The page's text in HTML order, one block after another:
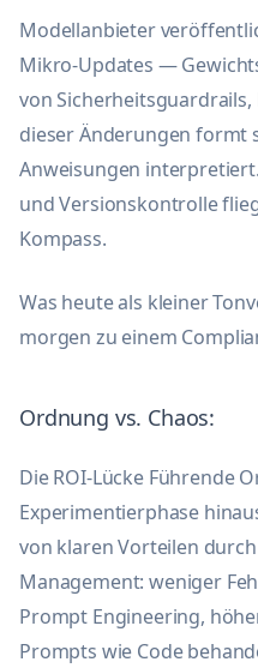
Modellanbieter
Mikro-Updates —
von Sicherheitsguardrails,
dieser Änderungen formt
Anweisungen
und Versionskontrolle
Kompass.
Was heute als kleiner
morgen zu einem
Ordnung vs. Chaos:
Die ROI-Lücke Führende
Experimentierphase
von klaren Vorteilen
Management: weniger
Prompt Engineering,
Prompts wie Code